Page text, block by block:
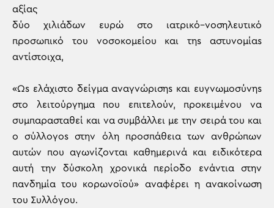
αξίας
δύο χιλιάδων ευρώ στο ιατρικό–νοσηλευτικό
προσωπικό του νοσοκομείου και τηs αστυνομίαs
αντίστοιχα,
«Ωs ελάχιστο δείγμα αναγνώρισηs και ευγνωμοσύνηs
στο λειτούργημα που επιτελούν, προκειμένου να
συμπαρασταθεί και να συμβάλλει με την σειρά του και
ο σύλλογοs στην όλη προσπάθεια των ανθρώπων
αυτών που αγωνίζονται καθημερινά και ειδικότερα
αυτή την δύσκολη χρονικά περίοδο ενάντια στην
πανδημία του κορωνοϊού» αναφέρει η ανακοίνωση
του Συλλόγου.